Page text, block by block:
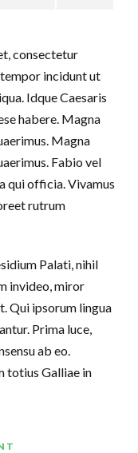
consectetur
incidunt ut
Idque Caesaris
habere. Magna
Magna
Fabio vel
qui officia. Vivamus
rutrum
Palati, nihil
invideo, miror
Qui ipsorum lingua
Prima luce,
ab eo.
totius Galliae in